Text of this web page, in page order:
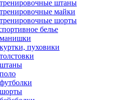
штаны
майки
шорты
белье
пуховики